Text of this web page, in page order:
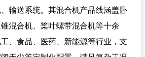
输送系统。其混合机产品线涵盖卧
混合机、桨叶螺带混合机等十余
、食品、医药、新能源等行业，支